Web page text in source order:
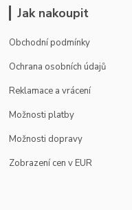
Jak nakoupit
Obchodní podmínky
Ochrana osobních údajů
Reklamace a vrácení
Možnosti platby
Možnosti dopravy
Zobrazení cen v EUR